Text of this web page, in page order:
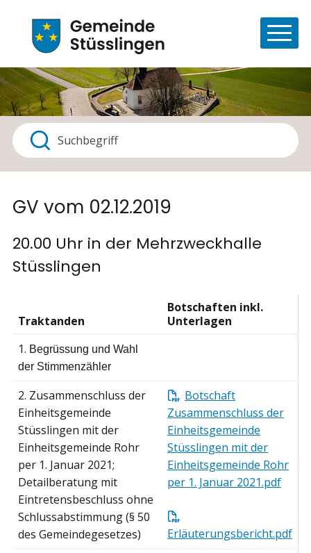
Suchbegriff
Suche starten
GV vom 02.12.2019
20.00 Uhr in der Mehrzweckhalle
Stüsslingen
Traktanden
Botschaften inkl.
Unterlagen
1. Begrüssung und Wahl
der Stimmenzähler
2. Zusammenschluss der
Einheitsgemeinde
Stüsslingen mit der
Einheitsgemeinde Rohr
per 1. Januar 2021;
Detailberatung mit
Eintretensbeschluss ohne
Schlussabstimmung (§ 50
des Gemeindegesetzes)
Botschaft
Zusammenschluss der
Einheitsgemeinde
Stüsslingen mit der
Einheitsgemeinde Rohr
per 1. Januar 2021.pdf
Erläuterungsbericht.pdf